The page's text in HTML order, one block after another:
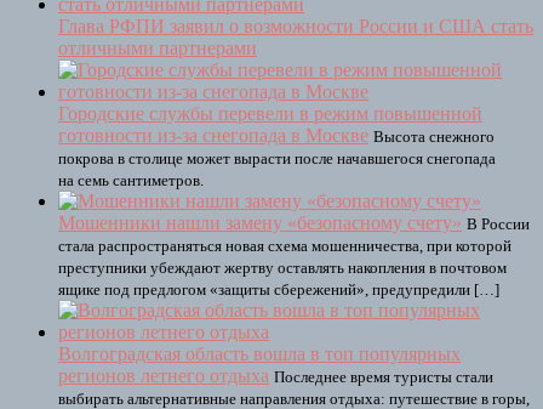
Глава РФПИ заявил о возможности России и США стать
отличными партнерами
Городские службы перевели в режим повышенной
готовности из-за снегопада в Москве Высота снежного
покрова в столице может вырасти после начавшегося снегопада
на семь сантиметров.
Мошенники нашли замену «безопасному счету» В России
стала распространяться новая схема мошенничества, при которой
преступники убеждают жертву оставлять накопления в почтовом
ящике под предлогом «защиты сбережений», предупредили […]
Волгоградская область вошла в топ популярных
регионов летнего отдыха Последнее время туристы стали
выбирать альтернативные направления отдыха: путешествие в горы,